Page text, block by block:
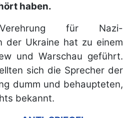
haben.
für Nazi-
der Ukraine hat zu einem
und Warschau geführt.
sich die Sprecher der
dumm und behaupteten,
bekannt.